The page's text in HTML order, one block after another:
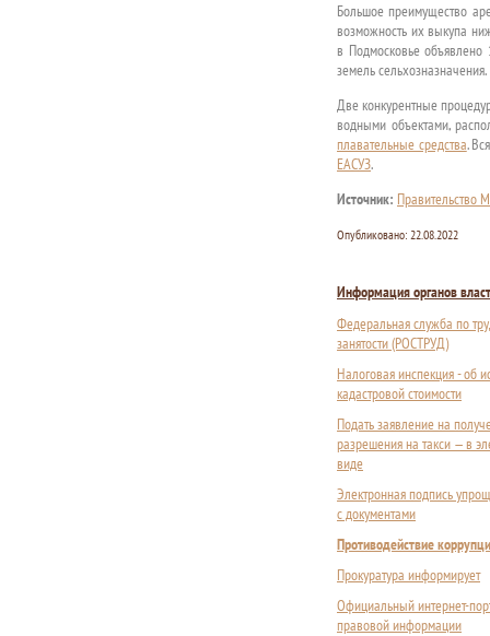
Большое преимущество
возможность их выкупа
в Подмосковье
земель сельхозназначения.
Две конкурентные
водными объектами,
плавательные средства.
ЕАСУЗ.
Источник: Правительство
Опубликовано: 22.08.2022
Информация органов
Федеральная служба по
занятости (РОСТРУД)
Налоговая инспекция - об
кадастровой стоимости
Подать заявление на
разрешения на такси — в
виде
Электронная подпись
с документами
Противодействие
Прокуратура информирует
Официальный интернет-
правовой информации